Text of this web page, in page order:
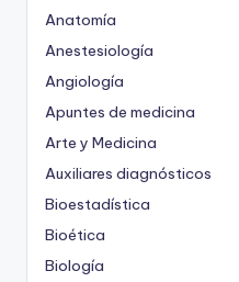
Anatomía
Anestesiología
Angiología
Apuntes de medicina
Arte y Medicina
Auxiliares diagnósticos
Bioestadística
Bioética
Biología